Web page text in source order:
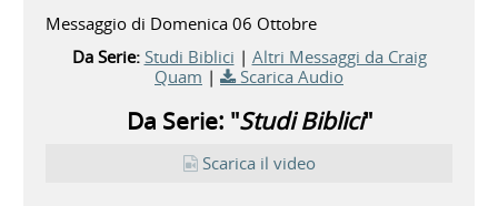
Messaggio di Domenica 06 Ottobre
Da Serie: Studi Biblici | Altri Messaggi da Craig
Quam | Scarica Audio
Da Serie: "Studi Biblici"
Scarica il video